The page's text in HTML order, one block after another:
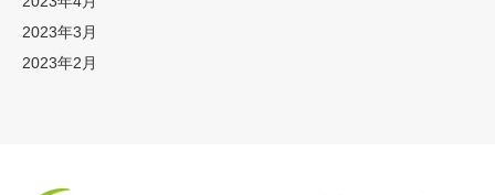
2023年3月
2023年2月